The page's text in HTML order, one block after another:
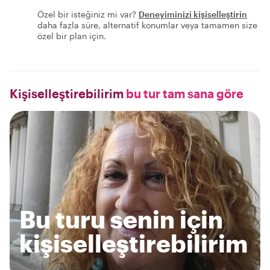
Özel bir isteğiniz mi var? Deneyiminizi kişiselleştirin
daha fazla süre, alternatif konumlar veya tamamen size
özel bir plan için.
Kişiselleştirebilirim bu tur tam sana göre
Bu turu senin için
kişiselleştirebilirim